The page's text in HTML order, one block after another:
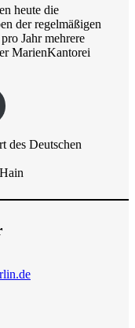
heute die
der regelmäßigen
Jahr mehrere
MarienKantorei